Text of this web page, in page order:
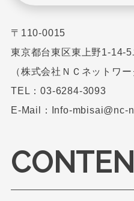
〒110-0015
東京都台東区東上野1-14-
（株式会社ＮＣネットワー
TEL：03-6284-3093
E-Mail：Info-mbisai@nc-